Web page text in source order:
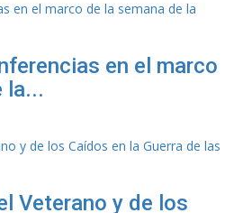
en el marco
la...
Veterano y de los